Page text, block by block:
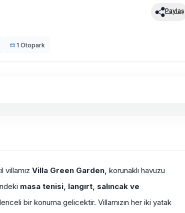
Paylaş
1 Otopark
villamız Villa Green Garden, korunaklı havuzu
masa tenisi, langırt, salıncak ve
bir konuma gelicektir. Villamızın her iki yatak